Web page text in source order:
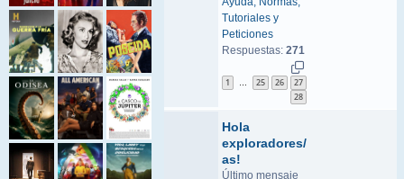
Tutoriales y
Peticiones
Respuestas: 271
1 25 26
27
28
Hola
exploradores/
as!
Último mensaje